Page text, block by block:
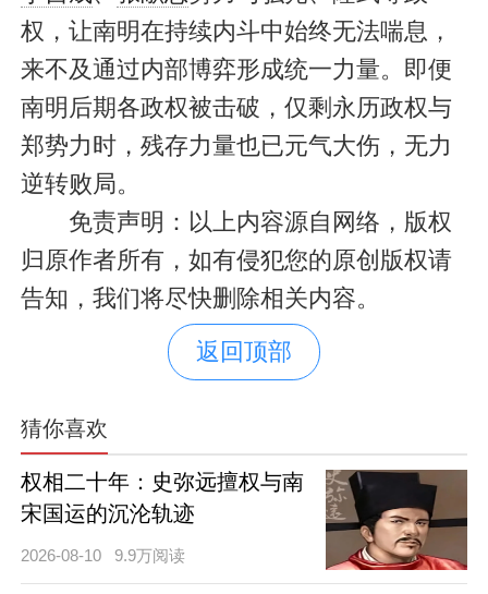
权，让南明在持续内斗中始终无法喘息，
来不及通过内部博弈形成统一力量。即便
南明后期各政权被击破，仅剩永历政权与
郑势力时，残存力量也已元气大伤，无力
逆转败局。
免责声明：以上内容源自网络，版权
归原作者所有，如有侵犯您的原创版权请
告知，我们将尽快删除相关内容。
返回顶部
猜你喜欢
权相二十年：史弥远擅权与南
宋国运的沉沦轨迹
2026-08-10 9.9万阅读